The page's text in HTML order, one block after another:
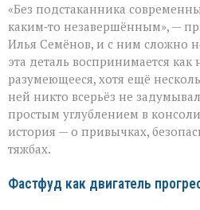
«Без подстаканника
каким‑то незавершённым», —
Илья Семёнов, и с ним сложно
эта деталь воспринимается как
разумеющееся, хотя ещё
ней никто всерьёз не
простым углублением в
история — о привычках,
тяжбах.
Фастфуд как двигатель